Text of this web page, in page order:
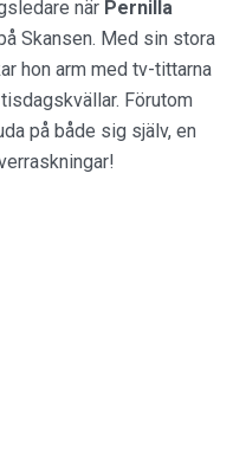
när Pernilla
Skansen. Med sin stora
hon arm med tv-tittarna
Förutom
på både sig själv, en